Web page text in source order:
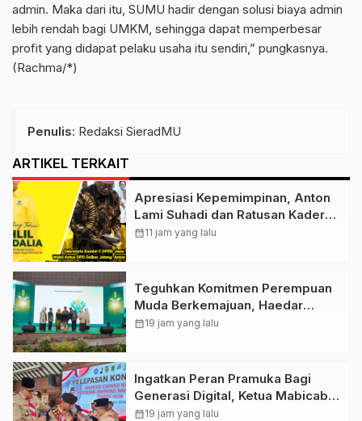
admin. Maka dari itu, SUMU hadir dengan solusi biaya admin
lebih rendah bagi UMKM, sehingga dapat memperbesar
profit yang didapat pelaku usaha itu sendiri,” pungkasnya.
(Rachma/*)
Penulis: Redaksi SieradMU
ARTIKEL TERKAIT
Apresiasi Kepemimpinan, Anton
Lami Suhadi dan Ratusan Kader
Golkar Klaten Ikut Rayakan Ultah
calendar_month11 jam yang lalu
Teguhkan Komitmen Perempuan
Muda Berkemajuan, Haedar
Nashir Buka Muktamar ke-15
calendar_month19 jam yang lalu
Ingatkan Peran Pramuka Bagi
Generasi Digital, Ketua Mabicab
Gerakan Pramuka Klaten Lepas
calendar_month19 jam yang lalu